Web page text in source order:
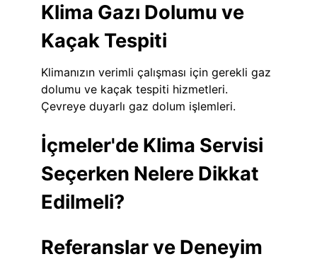
Klima Gazı Dolumu ve
Kaçak Tespiti
Klimanızın verimli çalışması için gerekli gaz
dolumu ve kaçak tespiti hizmetleri.
Çevreye duyarlı gaz dolum işlemleri.
İçmeler'de Klima Servisi
Seçerken Nelere Dikkat
Edilmeli?
Referanslar ve Deneyim